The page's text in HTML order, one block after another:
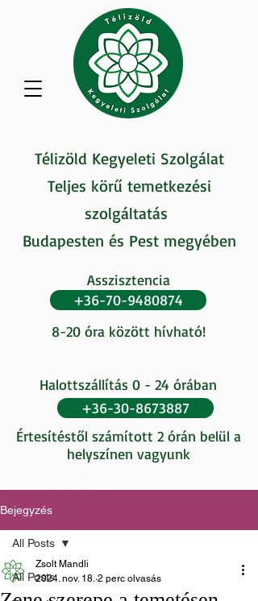
Télizöld Kegyeleti Szolgálat
Teljes körű temetkezési
szolgáltatás
Budapesten és Pest megyében
Asszisztencia
8-20 óra között hívható!
+36-70-9480874
Halottszállítás 0 - 24 órában
Értesítéstől számított 2 órán belül a
helyszínen vagyunk
+36-30-8673887
Bejegyzés
All Posts
All Posts
Zsolt Mandli
2024. nov. 18. 2 perc olvasás